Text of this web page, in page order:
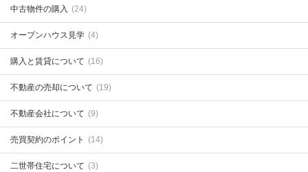
中古物件の購入 (24)
オープンハウス見学 (4)
購入と賃貸について (16)
不動産の売却について (19)
不動産会社について (9)
売買契約のポイント (14)
二世帯住宅について (3)